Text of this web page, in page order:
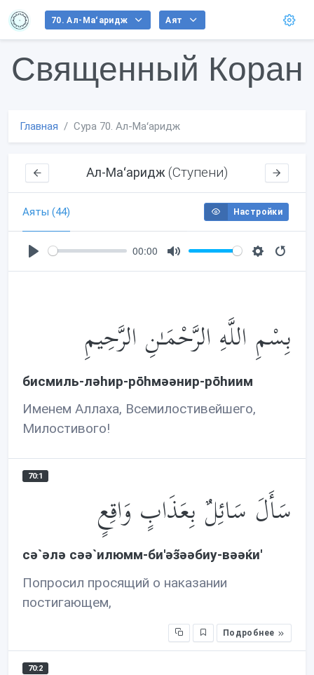
70. Ал-Маʻаридж Аят
Священный Коран
Главная Сура 70. Ал-Маʻаридж
Ал-Маʻаридж (Ступени)
Аяты (44) Настройки
00:00
n
بِسْمِ اللَّهِ الرَّحْمَـٰنِ الرَّحِيمِ
бисмиль-лəhир-рōhмəəнир-рōhиим
Именем Аллаха, Всемилостивейшего,
Милостивого!
70:1
سَأَلَ سَائِلٌ بِعَذَابٍ وَاقِعٍ
сə`əлə сəə`илюмм-би'əз̃əəбиу-вəəќи'
Попросил просящий о наказании
постигающем,
Подробнее
70:2